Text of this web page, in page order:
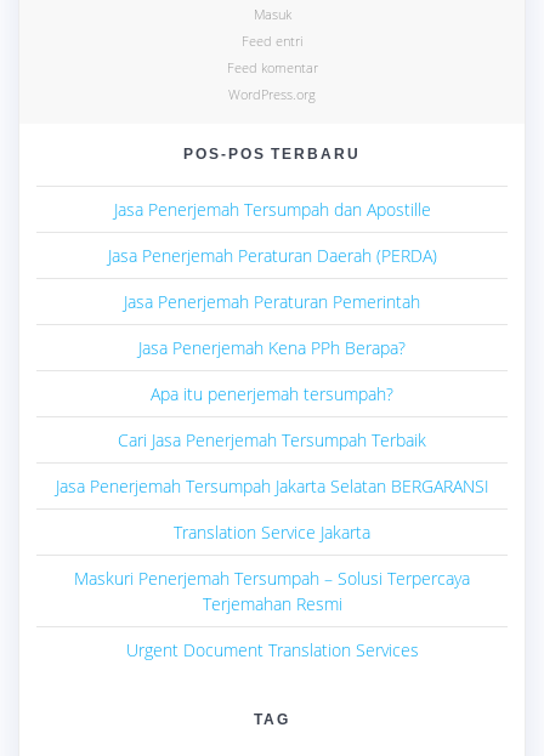
Masuk
Feed entri
Feed komentar
WordPress.org
POS-POS TERBARU
Jasa Penerjemah Tersumpah dan Apostille
Jasa Penerjemah Peraturan Daerah (PERDA)
Jasa Penerjemah Peraturan Pemerintah
Jasa Penerjemah Kena PPh Berapa?
Apa itu penerjemah tersumpah?
Cari Jasa Penerjemah Tersumpah Terbaik
Jasa Penerjemah Tersumpah Jakarta Selatan BERGARANSI
Translation Service Jakarta
Maskuri Penerjemah Tersumpah – Solusi Terpercaya
Terjemahan Resmi
Urgent Document Translation Services
TAG